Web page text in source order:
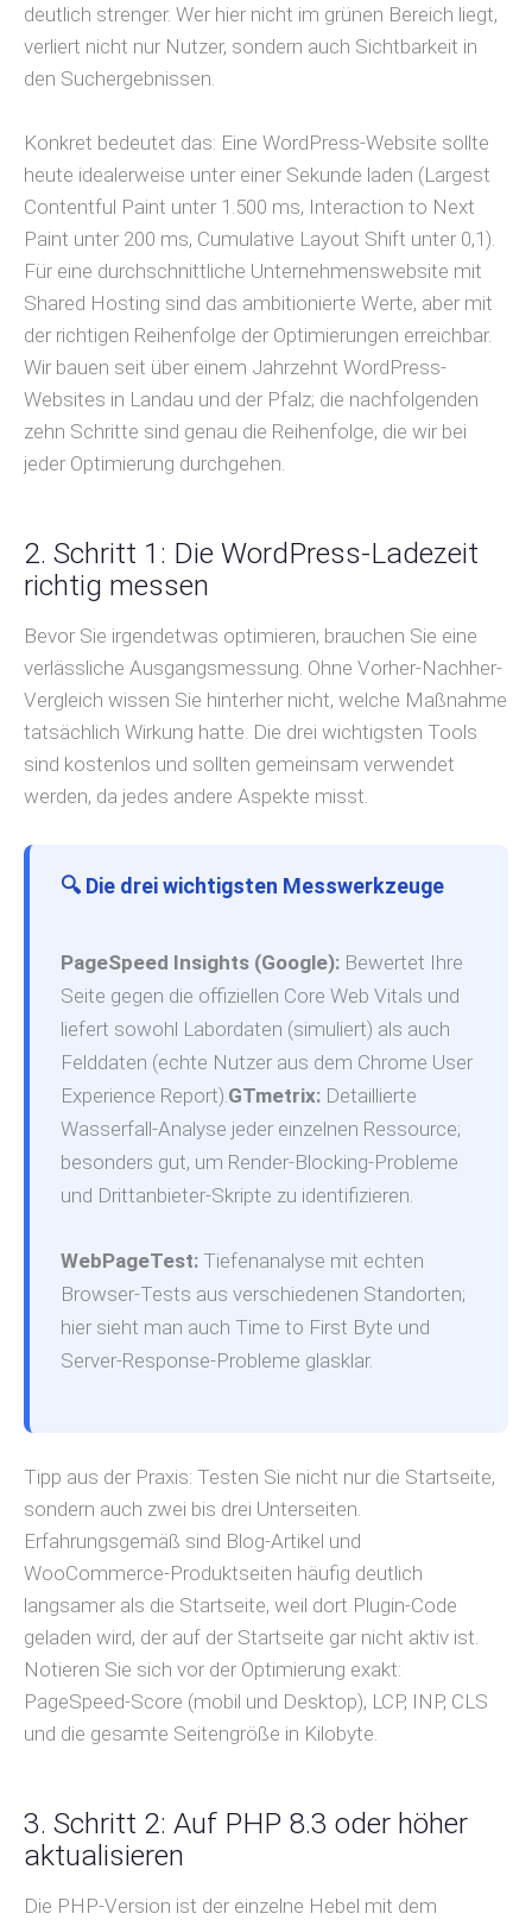
deutlich strenger. Wer hier nicht im grünen Bereich liegt,
verliert nicht nur Nutzer, sondern auch Sichtbarkeit in
den Suchergebnissen.
Konkret bedeutet das: Eine WordPress-Website sollte
heute idealerweise unter einer Sekunde laden (Largest
Contentful Paint unter 1.500 ms, Interaction to Next
Paint unter 200 ms, Cumulative Layout Shift unter 0,1).
Für eine durchschnittliche Unternehmenswebsite mit
Shared Hosting sind das ambitionierte Werte, aber mit
der richtigen Reihenfolge der Optimierungen erreichbar.
Wir bauen seit über einem Jahrzehnt WordPress-
Websites in Landau und der Pfalz; die nachfolgenden
zehn Schritte sind genau die Reihenfolge, die wir bei
jeder Optimierung durchgehen.
2. Schritt 1: Die WordPress-Ladezeit
richtig messen
Bevor Sie irgendetwas optimieren, brauchen Sie eine
verlässliche Ausgangsmessung. Ohne Vorher-Nachher-
Vergleich wissen Sie hinterher nicht, welche Maßnahme
tatsächlich Wirkung hatte. Die drei wichtigsten Tools
sind kostenlos und sollten gemeinsam verwendet
werden, da jedes andere Aspekte misst.
🔍 Die drei wichtigsten Messwerkzeuge
PageSpeed Insights (Google): Bewertet Ihre
Seite gegen die offiziellen Core Web Vitals und
liefert sowohl Labordaten (simuliert) als auch
Felddaten (echte Nutzer aus dem Chrome User
Experience Report). GTmetrix: Detaillierte
Wasserfall-Analyse jeder einzelnen Ressource;
besonders gut, um Render-Blocking-Probleme
und Drittanbieter-Skripte zu identifizieren.
WebPageTest: Tiefenanalyse mit echten
Browser-Tests aus verschiedenen Standorten;
hier sieht man auch Time to First Byte und
Server-Response-Probleme glasklar.
Tipp aus der Praxis: Testen Sie nicht nur die Startseite,
sondern auch zwei bis drei Unterseiten.
Erfahrungsgemäß sind Blog-Artikel und
WooCommerce-Produktseiten häufig deutlich
langsamer als die Startseite, weil dort Plugin-Code
geladen wird, der auf der Startseite gar nicht aktiv ist.
Notieren Sie sich vor der Optimierung exakt:
PageSpeed-Score (mobil und Desktop), LCP, INP, CLS
und die gesamte Seitengröße in Kilobyte.
3. Schritt 2: Auf PHP 8.3 oder höher
aktualisieren
Die PHP-Version ist der einzelne Hebel mit dem